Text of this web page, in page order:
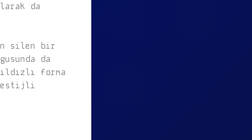
da
silen bir
da
forma